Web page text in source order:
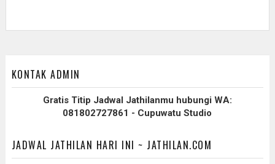
KONTAK ADMIN
Gratis Titip Jadwal Jathilanmu hubungi WA:
081802727861 - Cupuwatu Studio
JADWAL JATHILAN HARI INI ~ JATHILAN.COM